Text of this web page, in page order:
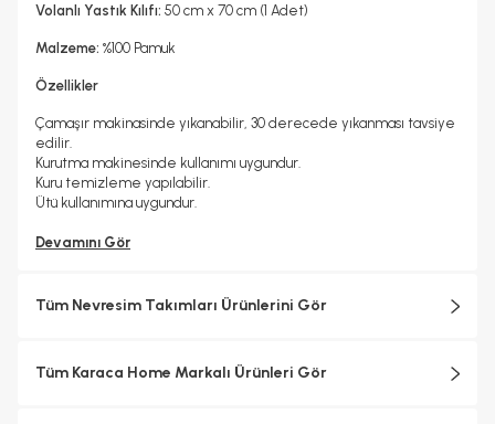
Volanlı Yastık Kılıfı: 50 cm x 70 cm (1 Adet)
Malzeme: %100 Pamuk
Özellikler
Çamaşır makinasinde yıkanabilir, 30 derecede yıkanması tavsiye
edilir.
Kurutma makinesinde kullanımı uygundur.
Kuru temizleme yapılabilir.
Ütü kullanımına uygundur.
Devamını Gör
Tüm Nevresim Takımları Ürünlerini Gör
Tüm Karaca Home Markalı Ürünleri Gör